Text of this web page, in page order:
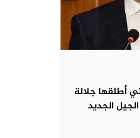
أطلقها جلالة
الجديد